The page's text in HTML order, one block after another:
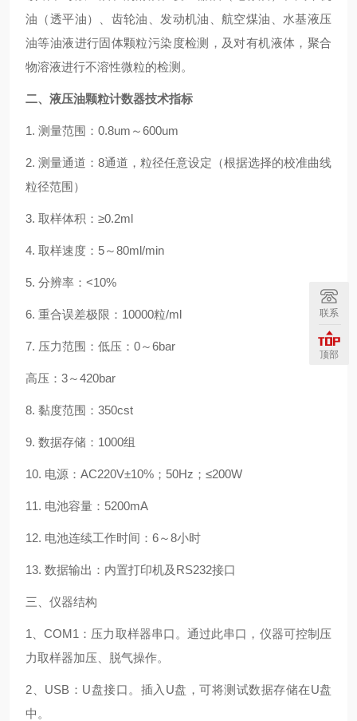
油（透平油）、齿轮油、发动机油、航空煤油、水基液压
油等油液进行固体颗粒污染度检测，及对有机液体，聚合
物溶液进行不溶性微粒的检测。
二、 液压油颗粒计数器技术指标
1. 测量范围：0.8um～600um
2. 测量通道：8通道，粒径任意设定（根据选择的校准曲线
粒径范围）
3. 取样体积：≥0.2ml
4. 取样速度：5～80ml/min
5. 分辨率：<10%
6. 重合误差极限：10000粒/ml
7. 压力范围：低压：0～6bar
高压：3～420bar
8. 黏度范围：350cst
9. 数据存储：1000组
10. 电源：AC220V±10%；50Hz；≤200W
11. 电池容量：5200mA
12. 电池连续工作时间：6～8小时
13. 数据输出：内置打印机及RS232接口
三、仪器结构
1、COM1：压力取样器串口。通过此串口，仪器可控制压
力取样器加压、脱气操作。
2、USB：U盘接口。插入U盘，可将测试数据存储在U盘
中。
联系
顶部